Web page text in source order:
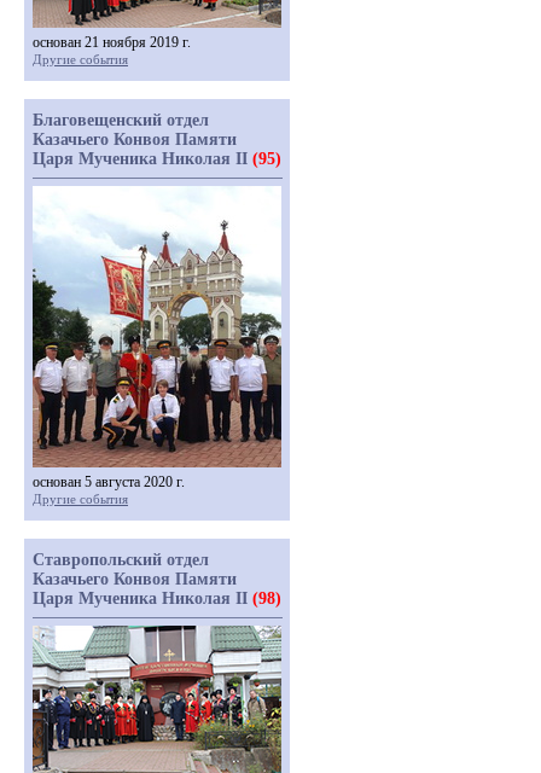
основан 21 ноября 2019 г.
Другие события
Благовещенский отдел
Казачьего Конвоя Памяти
Царя Мученика Николая II (95)
основан 5 августа 2020 г.
Другие события
Ставропольский отдел
Казачьего Конвоя Памяти
Царя Мученика Николая II (98)